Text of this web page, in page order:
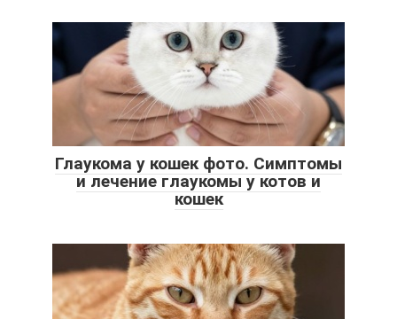
Глаукома у кошек фото. Симптомы
и лечение глаукомы у котов и
кошек